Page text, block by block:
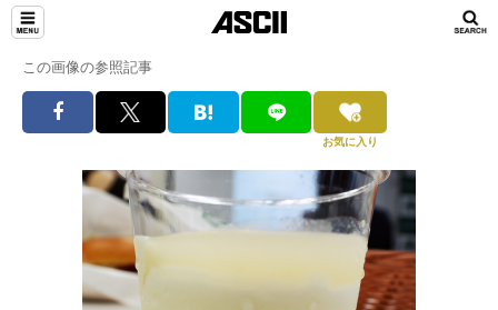
この画像の参照記事
お気に入り